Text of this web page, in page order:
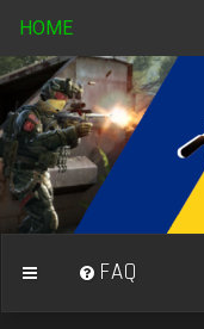
HOME
FAQ